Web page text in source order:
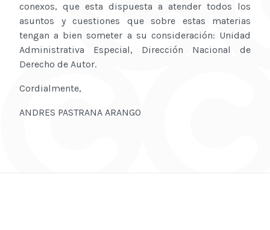
conexos, que esta dispuesta a atender todos los
asuntos y cuestiones que sobre estas materias
tengan a bien someter a su consideración: Unidad
Administrativa Especial, Dirección Nacional de
Derecho de Autor.
Cordialmente,
ANDRES PASTRANA ARANGO